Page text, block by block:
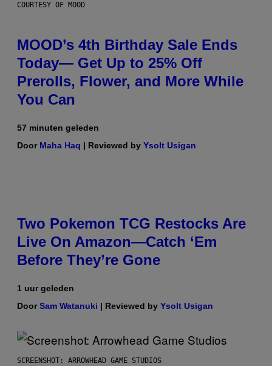
COURTESY OF MOOD
MOOD’s 4th Birthday Sale Ends
Today— Get Up to 25% Off
Prerolls, Flower, and More While
You Can
57 minuten geleden
Door Maha Haq | Reviewed by Ysolt Usigan
Two Pokemon TCG Restocks Are
Live On Amazon—Catch ‘Em
Before They’re Gone
1 uur geleden
DoorSam Watanuki | Reviewed by Ysolt Usigan
SCREENSHOT: ARROWHEAD GAME STUDIOS